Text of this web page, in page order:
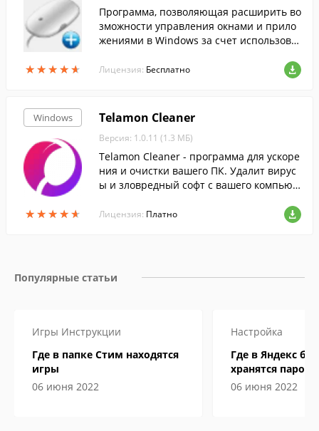
★★★★★
★★★★★
Программа, позволяющая расширить во
зможности управления окнами и прило
жениями в Windows за счет использова
Лицензия: Бесплатно
Windows
★★★★★
★★★★★
Telamon Cleaner
Версия: 1.0.11 (1.3 МБ)
Telamon Cleaner - программа для ускоре
ния и очистки вашего ПК. Удалит вирус
ы и зловредный софт с вашего компьют
Лицензия: Платно
Популярные статьи
Игры Инструкции
Где в папке Стим находятся
игры
06 июня 2022
Настройка
Где в Яндекс
хранятся пароли
06 июня 2022